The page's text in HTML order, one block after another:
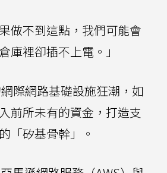
做不到這點，我們可能會
庫裡卻插不上電。」
際網路基礎設施狂潮，如
前所未有的資金，打造支
「矽基骨幹」。